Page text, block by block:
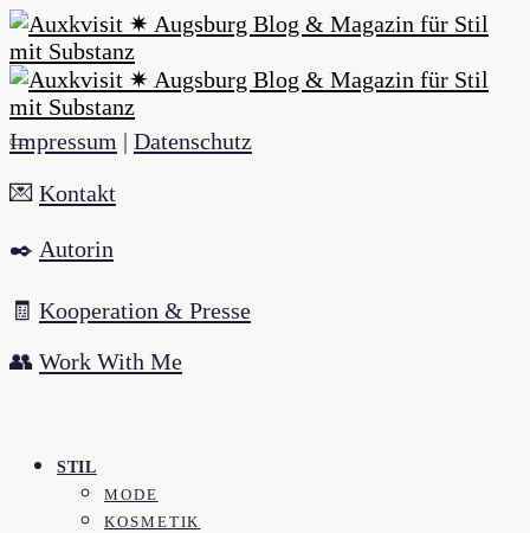
Impressum | Datenschutz
💌 Kontakt
✒️ Autorin
🧾 Kooperation & Presse
👥 Work With Me
STIL
MODE
KOSMETIK